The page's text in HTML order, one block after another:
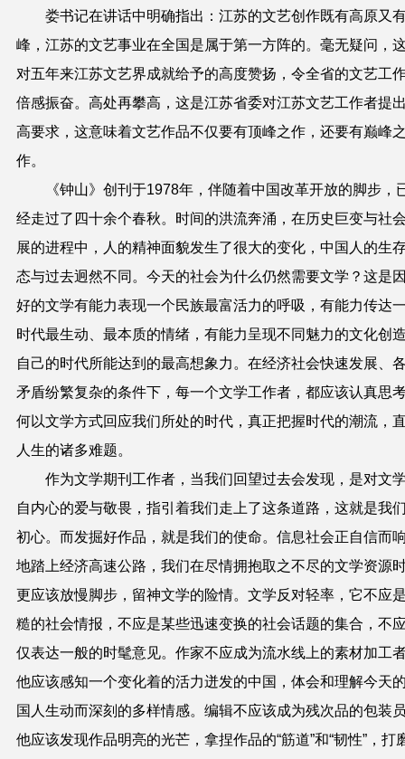
娄书记在讲话中明确指出：江苏的文艺创作既有高原又
峰，江苏的文艺事业在全国是属于第一方阵的。毫无疑问，
对五年来江苏文艺界成就给予的高度赞扬，令全省的文艺工
倍感振奋。高处再攀高，这是江苏省委对江苏文艺工作者提
高要求，这意味着文艺作品不仅要有顶峰之作，还要有巅峰
作。
《钟山》创刊于1978年，伴随着中国改革开放的脚步，
经走过了四十余个春秋。时间的洪流奔涌，在历史巨变与社
展的进程中，人的精神面貌发生了很大的变化，中国人的生
态与过去迥然不同。今天的社会为什么仍然需要文学？这是
好的文学有能力表现一个民族最富活力的呼吸，有能力传达
时代最生动、最本质的情绪，有能力呈现不同魅力的文化创
自己的时代所能达到的最高想象力。在经济社会快速发展、
矛盾纷繁复杂的条件下，每一个文学工作者，都应该认真思
何以文学方式回应我们所处的时代，真正把握时代的潮流，
人生的诸多难题。
作为文学期刊工作者，当我们回望过去会发现，是对文
自内心的爱与敬畏，指引着我们走上了这条道路，这就是我
初心。而发掘好作品，就是我们的使命。信息社会正自信而
地踏上经济高速公路，我们在尽情拥抱取之不尽的文学资源
更应该放慢脚步，留神文学的险情。文学反对轻率，它不应
糙的社会情报，不应是某些迅速变换的社会话题的集合，不
仅表达一般的时髦意见。作家不应成为流水线上的素材加工
他应该感知一个变化着的活力迸发的中国，体会和理解今天
国人生动而深刻的多样情感。编辑不应该成为残次品的包装
他应该发现作品明亮的光芒，拿捏作品的“筋道”和“韧性”，打